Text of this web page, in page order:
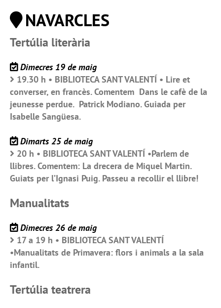
NAVARCLES
Tertúlia literària
Dimecres 19 de maig
19.30 h • BIBLIOTECA SANT VALENTÍ • Lire et
converser, en francès. Comentem Dans le cafè de la
jeunesse perdue. Patrick Modiano. Guiada per
Isabelle Sangüesa.
Dimarts 25 de maig
20 h • BIBLIOTECA SANT VALENTÍ •Parlem de
llibres. Comentem: La drecera de Miquel Martin.
Guiats per l’Ignasi Puig. Passeu a recollir el llibre!
Manualitats
Dimecres 26 de maig
17 a 19 h • BIBLIOTECA SANT VALENTÍ
•Manualitats de Primavera: flors i animals a la sala
infantil.
Tertúlia teatrera